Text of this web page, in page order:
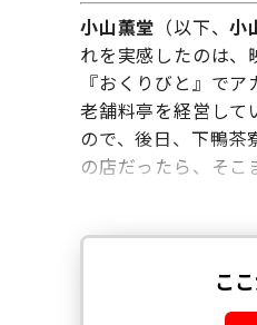
小山薫堂 （以下、小
れを実感したのは
『おくりびと』で
老舗料亭を経営して
ので、後日、下鴨茶
の店だったら、そこ